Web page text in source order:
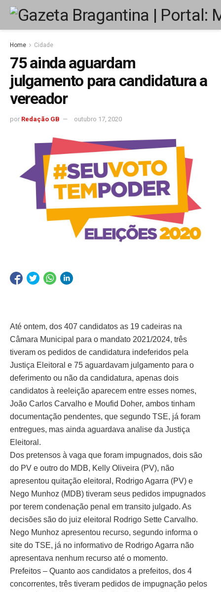
Home Cidade
75 ainda aguardam
julgamento para candidatura a
vereador
por Redação GB outubro 17, 2020
Até ontem, dos 407 candidatos as 19 cadeiras na
Câmara Municipal para o mandato 2021/2024, três
tiveram os pedidos de candidatura indeferidos pela
Justiça Eleitoral e 75 aguardavam julgamento para o
deferimento ou não da candidatura, apenas dois
candidatos à reeleição aparecem entre esses nomes,
João Carlos Carvalho e Moufid Doher, ambos tinham
documentação pendentes, que segundo TSE, já foram
entregues, mas ainda aguardava analise da Justiça
Eleitoral.
Dos pretensos à vaga que foram impugnados, dois são
do PV e outro do MDB, Kelly Oliveira (PV), não
apresentou quitação eleitoral, Rodrigo Agarra (PV) e
Nego Munhoz (MDB) tiveram seus pedidos impugnados
por terem condenação penal em transito julgado. As
decisões são do juiz eleitoral Rodrigo Sette Carvalho.
Nego Munhoz apresentou recurso, segundo informa o
site do TSE, já no informativo de Rodrigo Agarra não
apresentava nenhum recurso até o momento.
Prefeitos – Quanto aos candidatos a prefeitos, dos 4
concorrentes, três tiveram pedidos de impugnação pelos